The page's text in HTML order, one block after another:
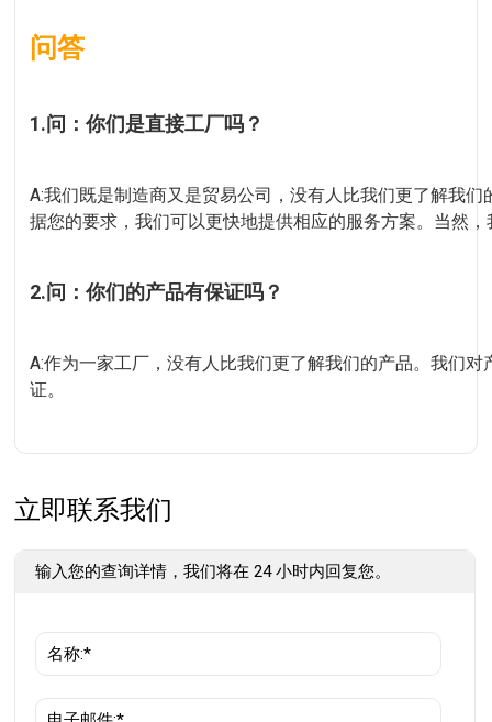
问答
1.问：你们是直接工厂吗？
A:我们既是制造商又是贸易公司，没有人比我们更了解我
据您的要求，我们可以更快地提供相应的服务方案。当然
2.问：你们的产品有保证吗？
A:作为一家工厂，没有人比我们更了解我们的产品。我们
证。
立即联系我们
输入您的查询详情，我们将在 24 小时内回复您。